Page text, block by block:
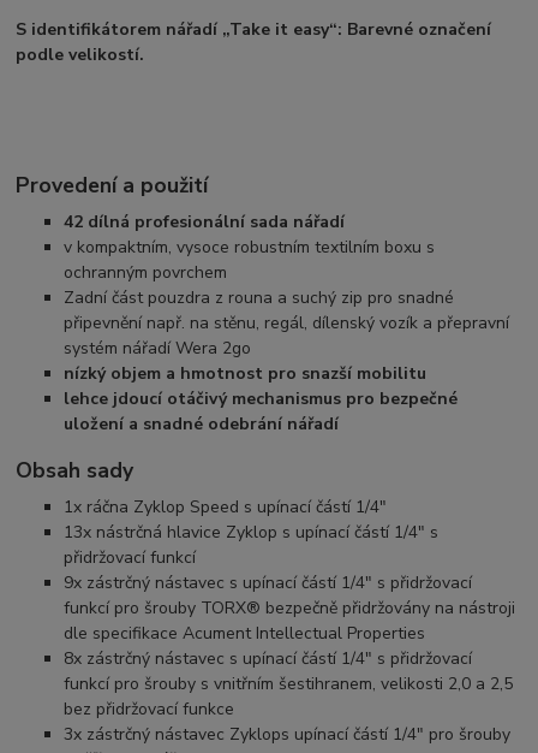
S identifikátorem nářadí „Take it easy“: Barevné označení
podle velikostí.
Provedení a použití
42 dílná profesionální sada nářadí
v kompaktním, vysoce robustním textilním boxu s
ochranným povrchem
Zadní část pouzdra z rouna a suchý zip pro snadné
připevnění např. na stěnu, regál, dílenský vozík a přepravní
systém nářadí Wera 2go
nízký objem a hmotnost pro snazší mobilitu
lehce jdoucí otáčivý mechanismus pro bezpečné
uložení a snadné odebrání nářadí
Obsah sady
1x ráčna Zyklop Speed s upínací částí 1/4"
13x nástrčná hlavice Zyklop s upínací částí 1/4" s
přidržovací funkcí
9x zástrčný nástavec s upínací částí 1/4" s přidržovací
funkcí pro šrouby TORX® bezpečně přidržovány na nástroji
dle specifikace Acument Intellectual Properties
8x zástrčný nástavec s upínací částí 1/4" s přidržovací
funkcí pro šrouby s vnitřním šestihranem, velikosti 2,0 a 2,5
bez přidržovací funkce
3x zástrčný nástavec Zyklops upínací částí 1/4" pro šrouby